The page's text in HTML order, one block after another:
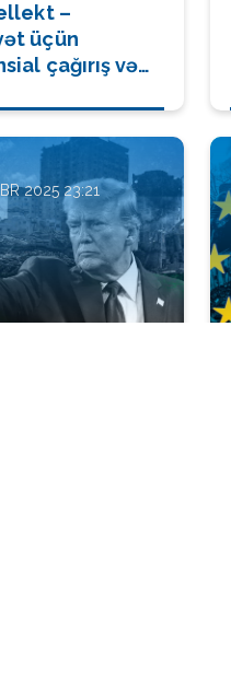
–
üçün
çağırış və
2025 23:21